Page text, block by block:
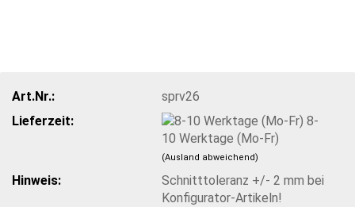
Art.Nr.:
sprv26
Lieferzeit:
8-
10 Werktage (Mo-Fr)
(Ausland abweichend)
Hinweis:
Schnitttoleranz +/- 2 mm bei
Konfigurator-Artikeln!